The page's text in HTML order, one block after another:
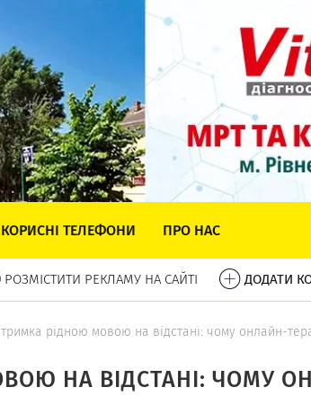
КОРИСНІ ТЕЛЕФОНИ ПРО НАС
РОЗМІСТИТИ РЕКЛАМУ НА САЙТІ ДОДАТИ
рідною мовою на відстані: чому онлайн-
НА ВІДСТАНІ: ЧОМУ